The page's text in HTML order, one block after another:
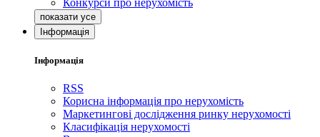
Інформація
Інформація
RSS
Корисна інформація про нерухомість
Маркетингові дослідження ринку нерухомості
Класифікація нерухомості